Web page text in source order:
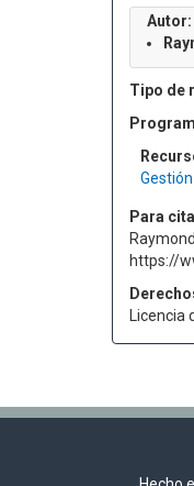
Autor:
Tipo de
Para
https://